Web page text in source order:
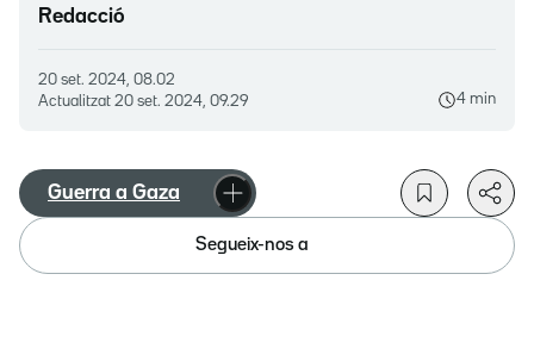
Redacció
20 set. 2024, 08.02
Actualitzat 20 set. 2024, 09.29 4 min
Guerra a Gaza
Segueix-nos a